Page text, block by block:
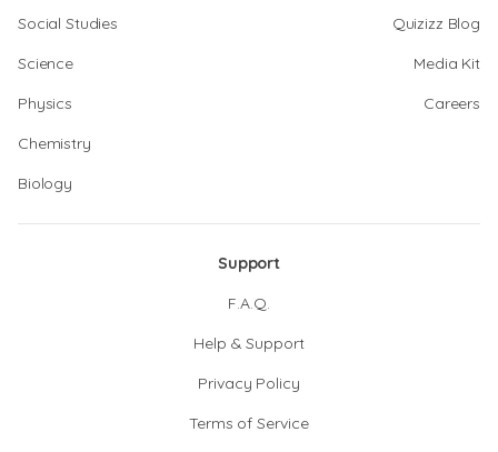
Social Studies
Science
Physics
Chemistry
Biology
Quizizz Blog
Media Kit
Careers
Support
F.A.Q.
Help & Support
Privacy Policy
Terms of Service